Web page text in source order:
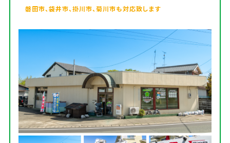
磐田市、袋井市、掛川市、菊川市も対応致します